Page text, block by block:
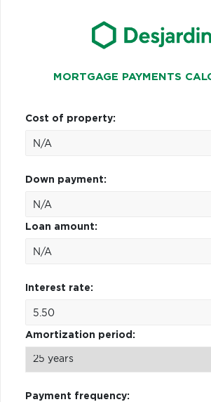
MORTGAGE PAYMENTS
Cost of property:
Down payment:
Loan amount:
Interest rate:
Amortization period:
Payment frequency: